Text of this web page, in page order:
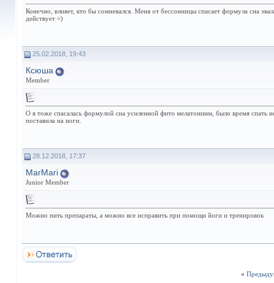
Конечно, влияет, кто бы сомневался. Меня от бессонницы спасает формула сна
действует =)
25.02.2018, 19:43
Ксюша
Member
О я тоже спасалась формулой сна усиленной фито мелатонинм, было время спать
поставила на ноги.
28.12.2018, 17:37
MarMari
Junior Member
Можно пить препараты, а можно все исправить при помощи йоги и тренировок
«